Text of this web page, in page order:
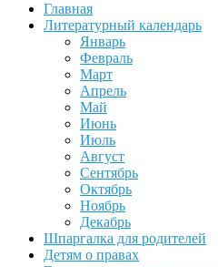
Главная
Литературный календарь
Январь
Февраль
Март
Апрель
Май
Июнь
Июль
Август
Сентябрь
Октябрь
Ноябрь
Декабрь
Шпаргалка для родителей
Детям о правах